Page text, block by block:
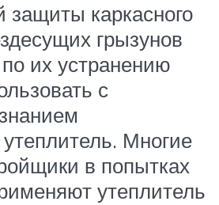
каркасного
грызунов
их устранению
с
Многие
в попытках
утеплитель